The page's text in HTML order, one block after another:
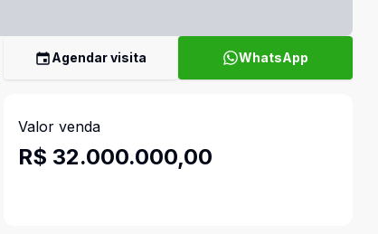
Agendar visita WhatsApp
Valor venda
R$ 32.000.000,00